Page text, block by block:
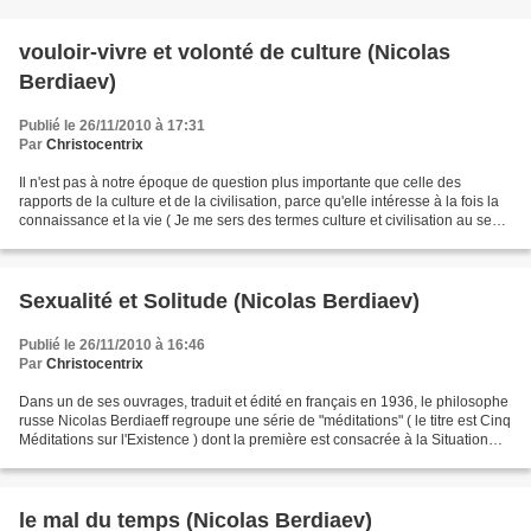
vouloir-vivre et volonté de culture (Nicolas
Berdiaev)
Publié le 26/11/2010 à 17:31
Par Christocentrix
Il n'est pas à notre époque de question plus importante que celle des
rapports de la culture et de la civilisation, parce qu'elle intéresse à la fois la
connaissance et la vie ( Je me sers des termes culture et civilisation au sens
Sexualité et Solitude (Nicolas Berdiaev)
Publié le 26/11/2010 à 16:46
Par Christocentrix
Dans un de ses ouvrages, traduit et édité en français en 1936, le philosophe
russe Nicolas Berdiaeff regroupe une série de "méditations" ( le titre est Cinq
Méditations sur l'Existence ) dont la première est consacrée à la Situation
le mal du temps (Nicolas Berdiaev)